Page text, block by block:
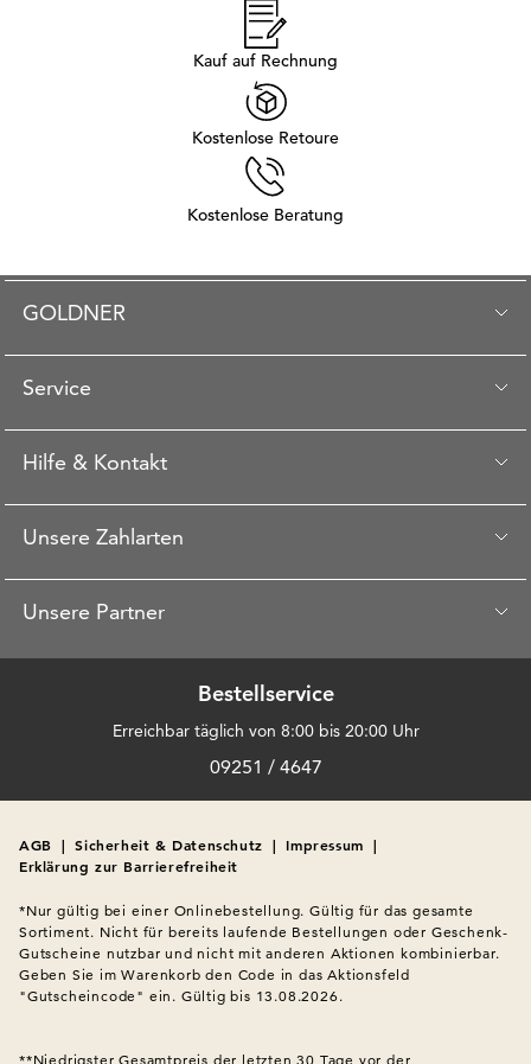
Kauf auf Rechnung
Kostenlose Retoure
Kostenlose Beratung
GOLDNER
Service
Hilfe & Kontakt
Unsere Zahlarten
Unsere Partner
Bestellservice
Erreichbar täglich von 8:00 bis 20:00 Uhr
09251 / 4647
AGB | Sicherheit & Datenschutz | Impressum |
Erklärung zur Barrierefreiheit
*Nur gültig bei einer Onlinebestellung. Gültig für das gesamte
Sortiment. Nicht für bereits laufende Bestellungen oder Geschenk-
Gutscheine nutzbar und nicht mit anderen Aktionen kombinierbar.
Geben Sie im Warenkorb den Code in das Aktionsfeld
"Gutscheincode" ein. Gültig bis 13.08.2026.
**Niedrigster Gesamtpreis der letzten 30 Tage vor der